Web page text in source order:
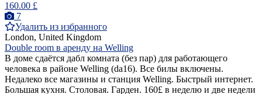
160.00 £
7
Удалить из избранного
London, United Kingdom
Double room в аренду на Welling
В доме сдаётся дабл комната (без пар) для работающего
человека в районе Welling (da16). Все билы включены.
Недалеко все магазины и станция Welling. Быстрый интернет.
Большая кухня. Столовая. Гарден. 160£ в неделю и две недели